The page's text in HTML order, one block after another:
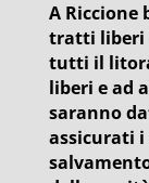
A Riccione
tratti liberi
tutti il
liberi e ad
saranno
assicurati i